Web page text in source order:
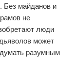
Без майданов и
не
люди
может
разумным